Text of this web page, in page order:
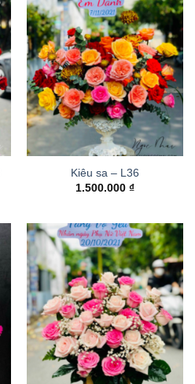
Kiêu sa – L36
1.500.000 ₫